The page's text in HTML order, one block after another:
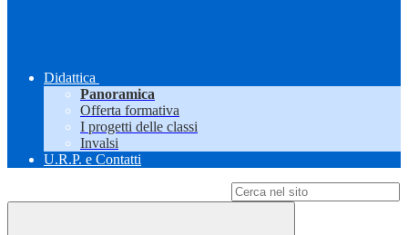
Didattica
Panoramica
Offerta formativa
I progetti delle classi
Invalsi
U.R.P. e Contatti